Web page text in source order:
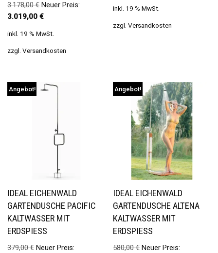
3.178,00€ Neuer Preis:
3.019,00 €
inkl. 19 % MwSt.
zzgl. Versandkosten
inkl. 19 % MwSt.
zzgl.Versandkosten
Angebot!
IDEAL EICHENWALD
GARTENDUSCHE PACIFIC
KALTWASSER MIT
ERDSPIESS
379,00€ Neuer Preis:
Angebot!
IDEAL EICHENWALD
GARTENDUSCHE ALTENA
KALTWASSER MIT
ERDSPIESS
580,00€ Neuer Preis: